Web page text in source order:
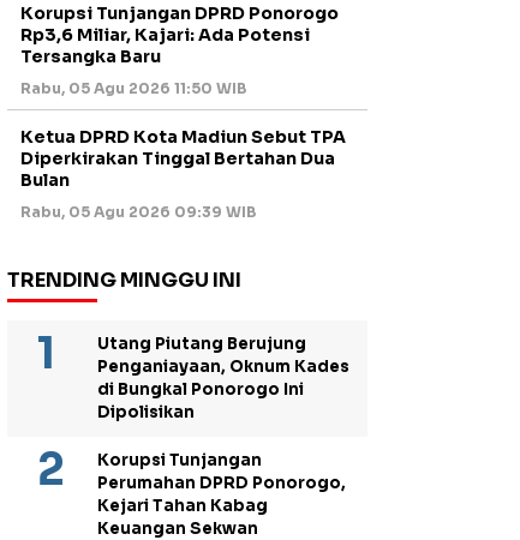
Korupsi Tunjangan DPRD Ponorogo
Rp3,6 Miliar, Kajari: Ada Potensi
Tersangka Baru
Rabu, 05 Agu 2026 11:50 WIB
Ketua DPRD Kota Madiun Sebut TPA
Diperkirakan Tinggal Bertahan Dua
Bulan
Rabu, 05 Agu 2026 09:39 WIB
TRENDING MINGGU INI
Utang Piutang Berujung
Penganiayaan, Oknum Kades
di Bungkal Ponorogo Ini
Dipolisikan
Korupsi Tunjangan
Perumahan DPRD Ponorogo,
Kejari Tahan Kabag
Keuangan Sekwan